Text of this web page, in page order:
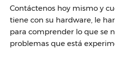
Contáctenos hoy mismo y
tiene con su hardware, le
para comprender lo que se
problemas que está